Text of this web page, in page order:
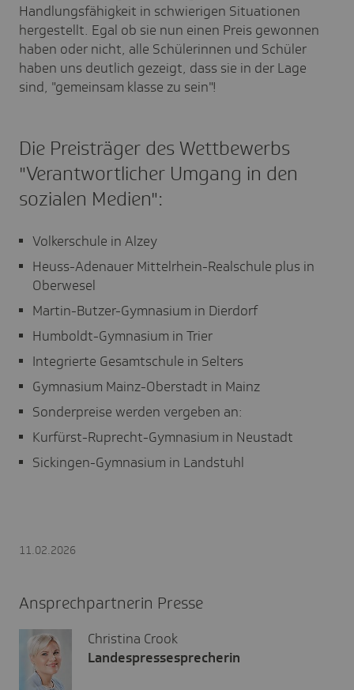
Handlungsfähigkeit in schwierigen Situationen
hergestellt. Egal ob sie nun einen Preis gewonnen
haben oder nicht, alle Schülerinnen und Schüler
haben uns deutlich gezeigt, dass sie in der Lage
sind, "gemeinsam klasse zu sein"!
Die Preisträger des Wettbewerbs
"Verantwortlicher Umgang in den
sozialen Medien":
Volkerschule in Alzey
Heuss-Adenauer Mittelrhein-Realschule plus in
Oberwesel
Martin-Butzer-Gymnasium in Dierdorf
Humboldt-Gymnasium in Trier
Integrierte Gesamtschule in Selters
Gymnasium Mainz-Oberstadt in Mainz
Sonderpreise werden vergeben an:
Kurfürst-Ruprecht-Gymnasium in Neustadt
Sickingen-Gymnasium in Landstuhl
11.02.2026
Ansprechpartnerin Presse
Christina Crook
Landespressesprecherin